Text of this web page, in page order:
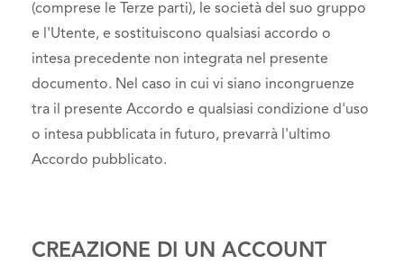
(comprese le Terze parti), le società del suo gruppo
e l'Utente, e sostituiscono qualsiasi accordo o
intesa precedente non integrata nel presente
documento. Nel caso in cui vi siano incongruenze
tra il presente Accordo e qualsiasi condizione d'uso
o intesa pubblicata in futuro, prevarrà l'ultimo
Accordo pubblicato.
CREAZIONE DI UN ACCOUNT